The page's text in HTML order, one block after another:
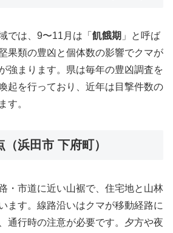
では、9〜11月は「 飢餓期 」と呼ば
果類の豊凶と個体数の影響でクマが
強まります。県は毎年の豊凶調査を
起を行っており、近年は目撃件数の
す。
浜田市 下府町）
・市道に近い山裾で、住宅地と山林
ます。線路沿いはクマが移動経路に
通行時の注意が必要です。夕方や夜